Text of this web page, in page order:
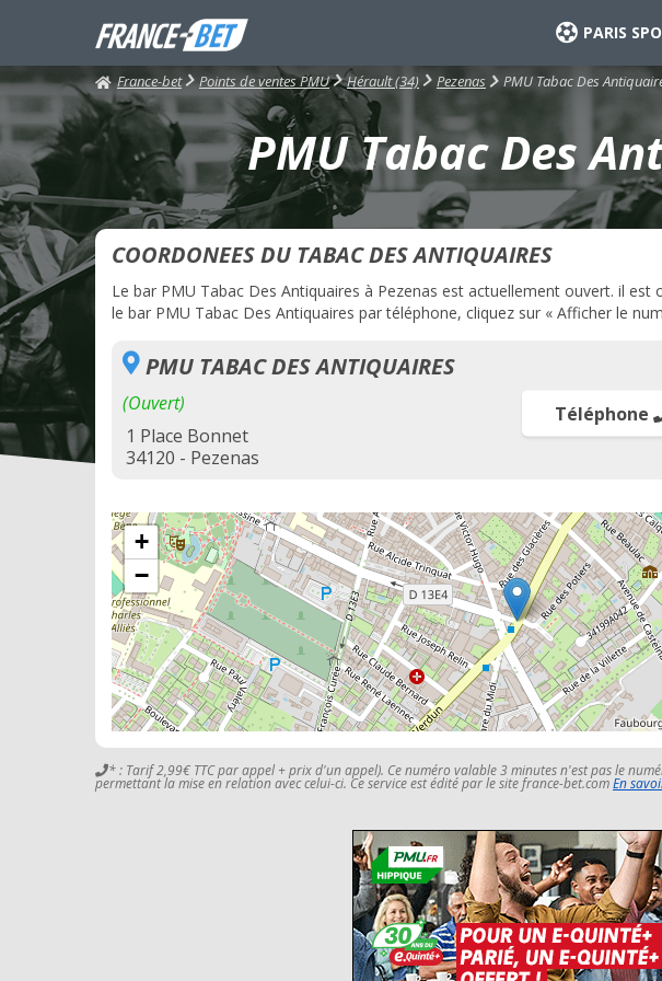
PARIS
France-bet Points de ventes PMU Hérault (34) Pezenas PMU Tabac Des
PMU Tabac Des
COORDONEES DU TABAC DES ANTIQUAIRES
Le bar PMU Tabac Des Antiquaires à Pezenas est actuellement ouvert. il
le bar PMU Tabac Des Antiquaires par téléphone, cliquez sur « Afficher le
PMU TABAC DES ANTIQUAIRES
(Ouvert)
1 Place Bonnet
34120 - Pezenas
Téléphone
+
−
* : Tarif 2,99€ TTC par appel + prix d'un appel). Ce numéro valable 3 minutes n'est pas le
permettant la mise en relation avec celui-ci. Ce service est édité par le site france-bet.comEn